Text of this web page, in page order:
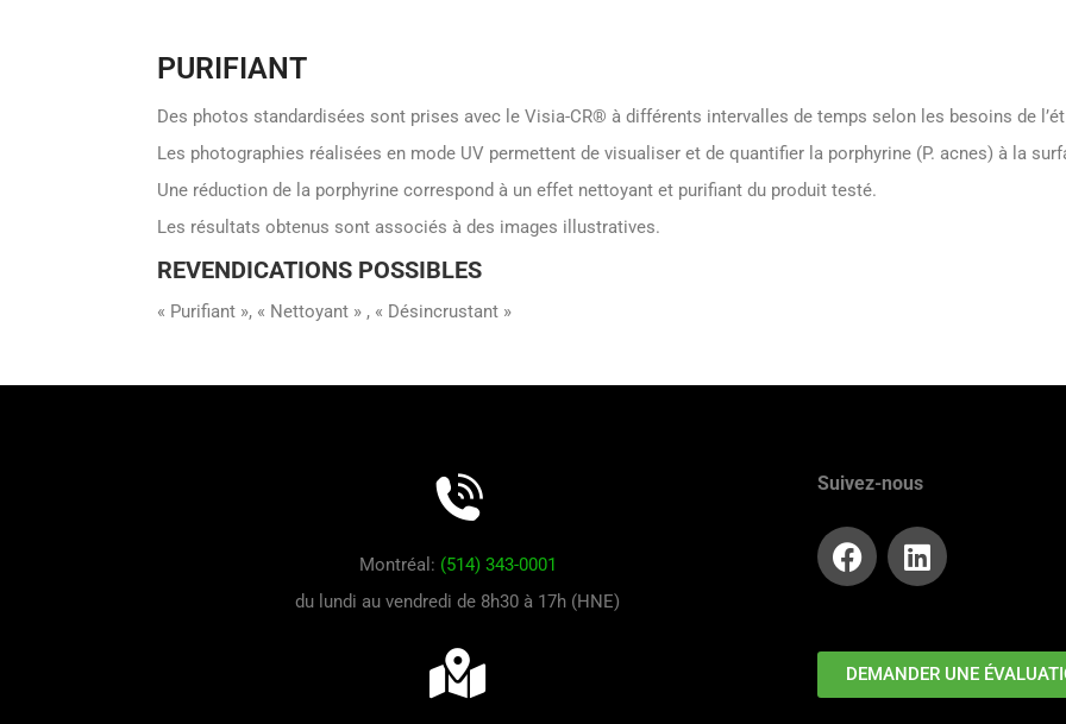
PURIFIANT
Des photos standardisées sont prises avec le Visia-CR® à différents intervalles de temps selon les besoins de
Les photographies réalisées en mode UV permettent de visualiser et de quantifier la porphyrine (P. acnes) à la
Une réduction de la porphyrine correspond à un effet nettoyant et purifiant du produit testé.
Les résultats obtenus sont associés à des images illustratives.
REVENDICATIONS POSSIBLES
« Purifiant », « Nettoyant » , « Désincrustant »
Montréal: (514) 343-0001
du lundi au vendredi de 8h30 à 17h (HNE)
Suivez-nous
DEMANDER UNE